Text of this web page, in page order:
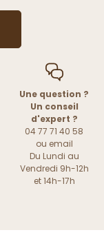
Une question ?
Un conseil
d'expert ?
04 77 71 40 58
ou email
Du Lundi au
Vendredi 9h-12h
et 14h-17h